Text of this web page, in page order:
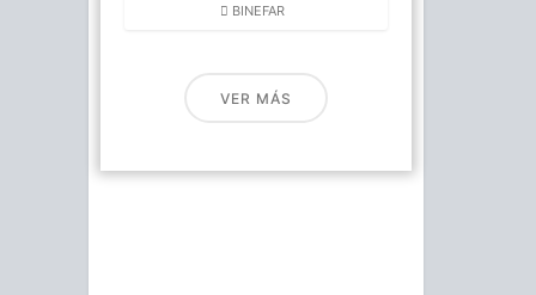
BINEFAR
VER MÁS